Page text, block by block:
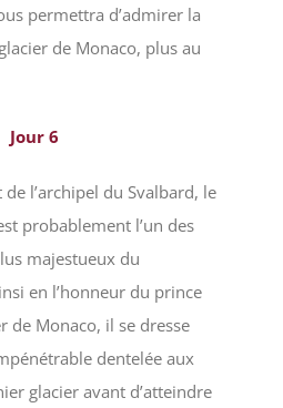
permettra d’admirer la
de Monaco, plus au
Jour 6
l’archipel du Svalbard, le
probablement l’un des
majestueux du
en l’honneur du prince
de Monaco, il se dresse
dentelée aux
glacier avant d’atteindre